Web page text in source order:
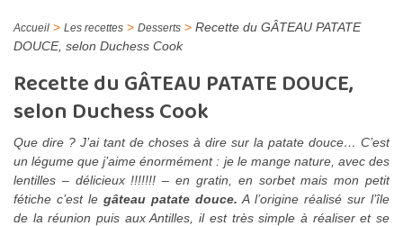
Accueil > Les recettes > Desserts > Recette du GÂTEAU PATATE
DOUCE, selon Duchess Cook
Recette du GÂTEAU PATATE DOUCE,
selon Duchess Cook
Que dire ? J’ai tant de choses à dire sur la patate douce… C’est
un légume que j’aime énormément : je le mange nature, avec des
lentilles – délicieux !!!!!!! – en gratin, en sorbet mais mon petit
fétiche c’est le gâteau patate douce. A l’origine réalisé sur l’île
de la réunion puis aux Antilles, il est très simple à réaliser et se